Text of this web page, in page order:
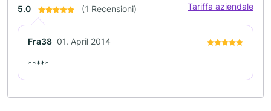
5.0 (1 Recensioni) Tariffa aziendale
Fra38 01. April 2014
*****